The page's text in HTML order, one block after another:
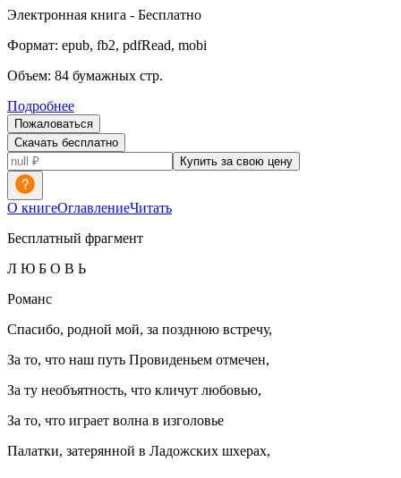
Электронная книга - Бесплатно
Формат: epub, fb2, pdfRead, mobi
Объем: 84 бумажных стр.
Подробнее
Пожаловаться
Скачать бесплатно
Купить за свою цену
О книгеОглавлениеЧитать
Бесплатный фрагмент
Л Ю Б О В Ь
Романс
Спасибо, родной мой, за позднюю встречу,
За то, что наш путь Провиденьем отмечен,
За ту необъятность, что кличут любовью,
За то, что играет волна в изголовье
Палатки, затерянной в Ладожских шхерах,